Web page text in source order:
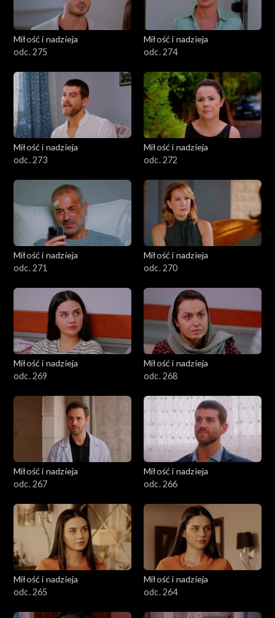
Miłość i nadzieja
odc. 275
Miłość i nadzieja
odc. 274
Miłość i nadzieja
odc. 273
Miłość i nadzieja
odc. 272
Miłość i nadzieja
odc. 271
Miłość i nadzieja
odc. 270
Miłość i nadzieja
odc. 269
Miłość i nadzieja
odc. 268
Miłość i nadzieja
odc. 267
Miłość i nadzieja
odc. 266
Miłość i nadzieja
odc. 265
Miłość i nadzieja
odc. 264